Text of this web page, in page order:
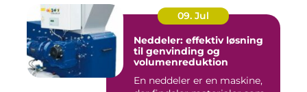
09. Jul
Neddeler: effektiv løsning
til genvinding og
volumenreduktion
En neddeler er en maskine,